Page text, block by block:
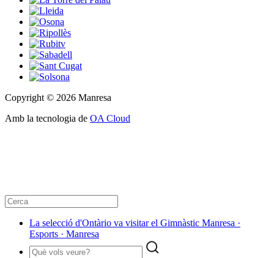
Copyright © 2026 Manresa
Amb la tecnologia de OA Cloud
La selecció d'Ontàrio va visitar el Gimnàstic Manresa ·
Esports · Manresa